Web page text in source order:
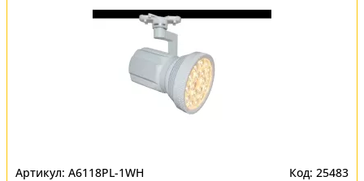
A6118PL-1WH 25483